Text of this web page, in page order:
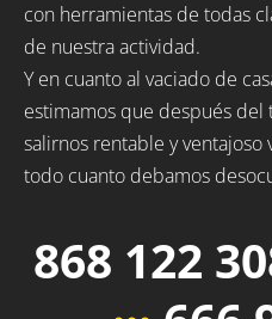
con herramientas de todas
de nuestra actividad.
Y en cuanto al vaciado de
estimamos que después
salirnos rentable y ventajoso
todo cuanto debamos
868 122